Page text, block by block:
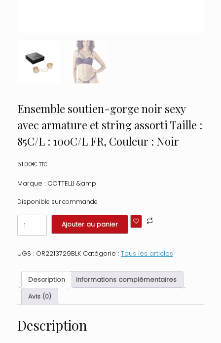
Ensemble soutien-gorge noir sexy
avec armature et string assorti Taille :
85C/L : 100C/L FR, Couleur : Noir
51.00€ TTC
Marque : COTTELLI &amp
Disponible sur commande
de
Ensemble
gorge
sexy
avec
armature
et
assorti
Taille
Ajouter au panier
UGS : OR2213729BLK Catégorie : Tous les articles
Description
Informations complémentaires
Avis (0)
Description